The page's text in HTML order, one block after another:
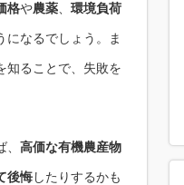
格や農薬 環境負荷
になるでしょう。ま
知ることで、失敗を
高価な有機農産物
後悔したりするかも